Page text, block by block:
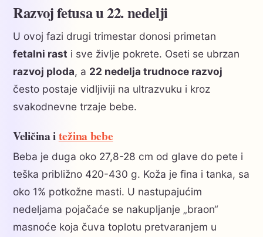
Razvoj fetusa u 22. nedelji
U ovoj fazi drugi trimestar donosi primetan
fetalni rast i sve življe pokrete. Oseti se ubrzan
razvoj ploda, a 22 nedelja trudnoce razvoj
često postaje vidljiviji na ultrazvuku i kroz
svakodnevne trzaje bebe.
Veličina itežina bebe
Beba je duga oko 27,8-28 cm od glave do pete i
teška približno 420-430 g. Koža je fina i tanka, sa
oko 1% potkožne masti. U nastupajućim
nedeljama pojačaće se nakupljanje „braon“
masnoće koja čuva toplotu pretvaranjem u